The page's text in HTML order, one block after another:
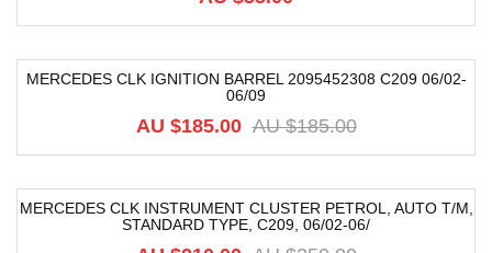
MERCEDES CLK IGNITION BARREL 2095452308 C209 06/02-
06/09
AU $185.00
AU $185.00
MERCEDES CLK INSTRUMENT CLUSTER PETROL, AUTO T/M,
STANDARD TYPE, C209, 06/02-06/